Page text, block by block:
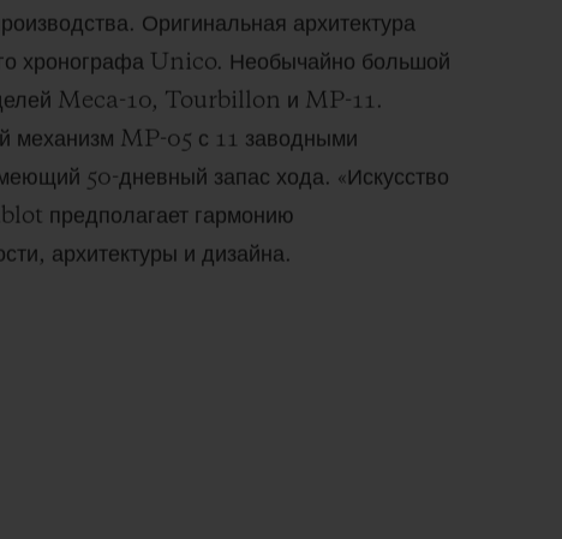
Оригинальная архитектура
хронографа Unico. Необычайно большой
Meca-10, Tourbillon и MP-11.
механизм MP-05 с 11 заводными
50-дневный запас хода. «Искусство
предполагает гармонию
архитектуры и дизайна.